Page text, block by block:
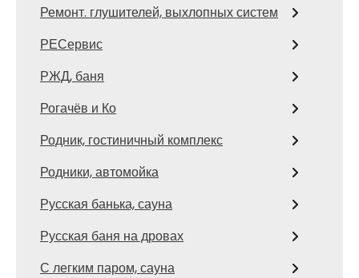
Ремонт. глушителей, выхлопных систем
РЕСервис
РЖД, баня
Рогачёв и Ко
Родник, гостиничный комплекс
Родники, автомойка
Русская банька, сауна
Русская баня на дровах
С легким паром, сауна